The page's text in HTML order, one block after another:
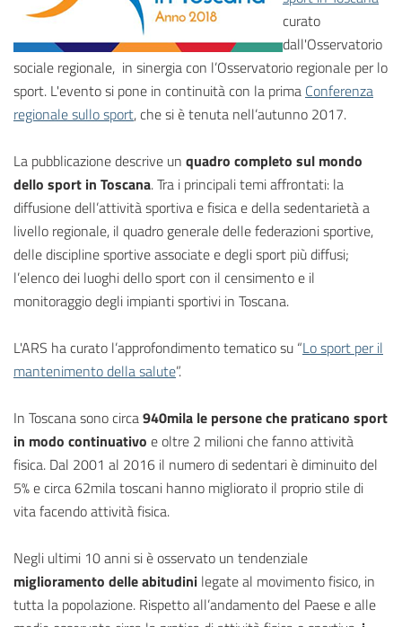
curato
dall'Osservatorio
sociale regionale, in sinergia con l’Osservatorio regionale per lo
sport. L'evento si pone in continuità con la prima Conferenza
regionale sullo sport, che si è tenuta nell’autunno 2017.
La pubblicazione descrive un quadro completo sul mondo
dello sport in Toscana. Tra i principali temi affrontati: la
diffusione dell’attività sportiva e fisica e della sedentarietà a
livello regionale, il quadro generale delle federazioni sportive,
delle discipline sportive associate e degli sport più diffusi;
l’elenco dei luoghi dello sport con il censimento e il
monitoraggio degli impianti sportivi in Toscana.
L'ARS ha curato l’approfondimento tematico su “Lo sport per il
mantenimento della salute”.
In Toscana sono circa940mila le persone che praticano sport
in modo continuativo e oltre 2 milioni che fanno attività
fisica. Dal 2001 al 2016 il numero di sedentari è diminuito del
5% e circa 62mila toscani hanno migliorato il proprio stile di
vita facendo attività fisica.
Negli ultimi 10 anni si è osservato un tendenziale
miglioramento delle abitudini legate al movimento fisico, in
tutta la popolazione. Rispetto all’andamento del Paese e alle